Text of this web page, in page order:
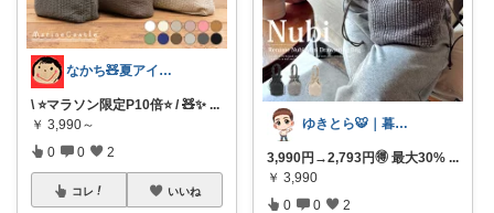
なかち🧸夏アイテム＆便利グッズ✨
\ ⭐️マラソン限定P10倍⭐️ / 🧸✨ ...
￥ 3,990～
0 0 2
コレ いいね
ゆきとら🐯｜暮らしをラクにしたいパパ
3,990円→2,793円🉐 最大30% ...
￥ 3,990
0 0 2